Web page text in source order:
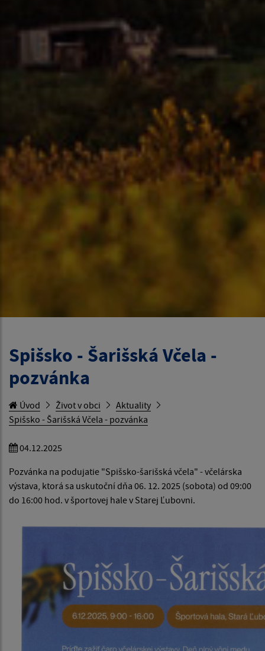
Spišsko - Šarišská Včela -
pozvánka
Úvod Život v obci
Aktuality
Spišsko - Šarišská Včela - pozvánka
04.12.2025
Pozvánka na podujatie "Spišsko-šarišská včela" - včelárska
výstava, ktorá sa uskutoční dňa 06. 12. 2025 (sobota) od 09:00
do 16:00 hod. v športovej hale v Starej Ľubovni.